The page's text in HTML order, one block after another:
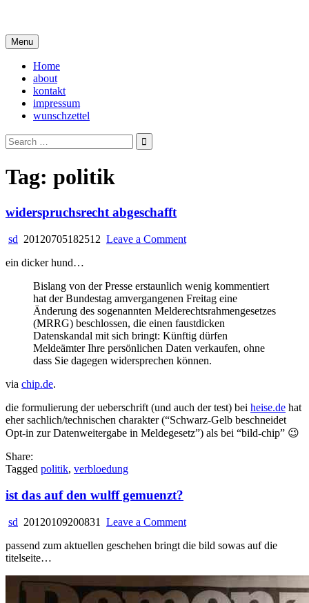
content
Menu
Home
about
kontakt
impressum
wunschzettel
Search
for:
Tag: politik
widerspruchsrecht abgeschafft
sd 20120705182512 Leave a Commenton
ein dicker hund…
Bislang von der Presse erstaunlich wenig kommentiert
hat der Bundestag amvergangenen Freitag eine
Änderung des sogenannten Melderechtsrahmengesetzes
(MRRG) beschlossen, die einen faustdicken
Datenskandal mit sich bringt: Künftig dürfen
Meldeämter Ihre persönlichen Daten verkaufen, ohne
dass Sie dagegen widersprechen können.
via chip.de.
die formulierung der ueberschrift (und auch der test) bei heise.de hat
eher sachlich/technischen charakter (“Schwarz-Gelb beschneidet
Opt-in zur Datenweitergabe in Meldegesetz”) als bei “bild-chip” 😉
Share:
Tagged politik, verbloedung
ist das auf den wulff gemuenzt?
sd 20120109200831 Leave a Commenton
das
wulff
gemuenzt?
passend zum aktuellen geschehen bringt die bild sowas auf die
titelseite…